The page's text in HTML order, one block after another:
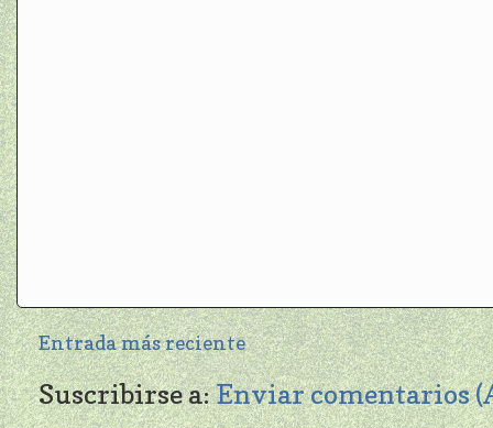
Entrada más reciente
Suscribirse a:Enviar comentarios